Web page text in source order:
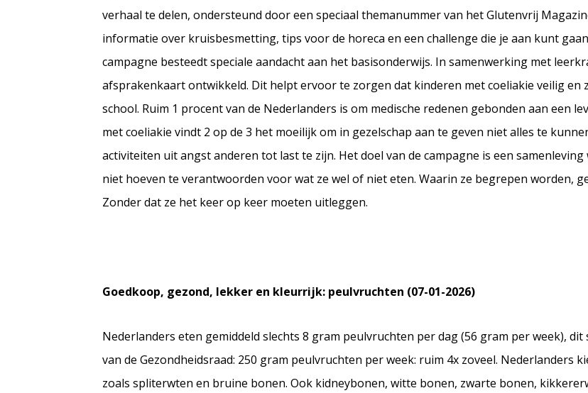
verhaal te delen, ondersteund door een speciaal themanummer van het Glutenvrij
informatie over kruisbesmetting, tips voor de horeca en een challenge die je aan kunt
campagne besteedt speciale aandacht aan het basisonderwijs. In samenwerking met
afsprakenkaart ontwikkeld. Dit helpt ervoor te zorgen dat kinderen met coeliakie veilig en
school. Ruim 1 procent van de Nederlanders is om medische redenen gebonden aan een
met coeliakie vindt 2 op de 3 het moeilijk om in gezelschap aan te geven niet alles te
activiteiten uit angst anderen tot last te zijn. Het doel van de campagne is een
niet hoeven te verantwoorden voor wat ze wel of niet eten. Waarin ze begrepen worden,
Zonder dat ze het keer op keer moeten uitleggen.
Goedkoop, gezond, lekker en kleurrijk: peulvruchten (07-01-2026)
Nederlanders eten gemiddeld slechts 8 gram peulvruchten per dag (56 gram per week),
van de Gezondheidsraad: 250 gram peulvruchten per week: ruim 4x zoveel. Nederlanders
zoals spliterwten en bruine bonen. Ook kidneybonen, witte bonen, zwarte bonen,